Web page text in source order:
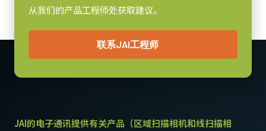
从我们的产品工程师处获取建议。
联系JAI工程师
JAI的电子通讯提供有关产品（区域扫描相机和线扫描相